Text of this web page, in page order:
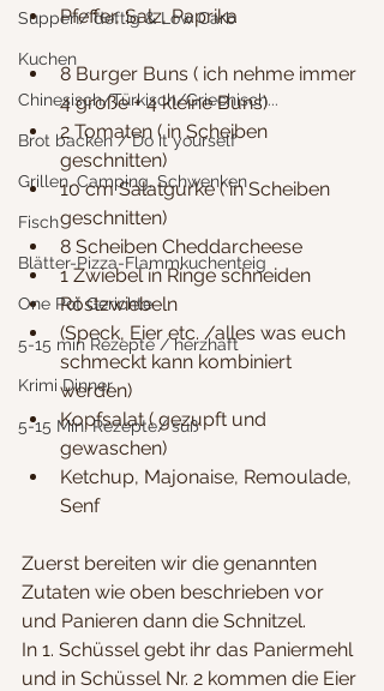
Suppen/ deftig & Low Carb
Kuchen
Chinesisch/Türkisch/Griechisch...
Brot backen / Do it yourself
Grillen, Camping, Schwenken
Fisch
Blätter-Pizza-Flammkuchenteig
One Pot Gerichte
5-15 min Rezepte / herzhaft
Krimi Dinner
5-15 Min. Rezepte/ süß
Pfeffer, Salz, Paprika
8 Burger Buns ( ich nehme immer
4 große + 4 kleine Buns)
2 Tomaten ( in Scheiben
geschnitten)
10 cm Salatgurke ( in Scheiben
geschnitten)
8 Scheiben Cheddarcheese
1 Zwiebel in Ringe schneiden
Röstzwiebeln
(Speck, Eier etc. /alles was euch
schmeckt kann kombiniert
werden)
Kopfsalat ( gezupft und
gewaschen)
Ketchup, Majonaise, Remoulade,
Senf
Zuerst bereiten wir die genannten
Zutaten wie oben beschrieben vor
und Panieren dann die Schnitzel.
In 1. Schüssel gebt ihr das Paniermehl
und in Schüssel Nr. 2 kommen die Eier